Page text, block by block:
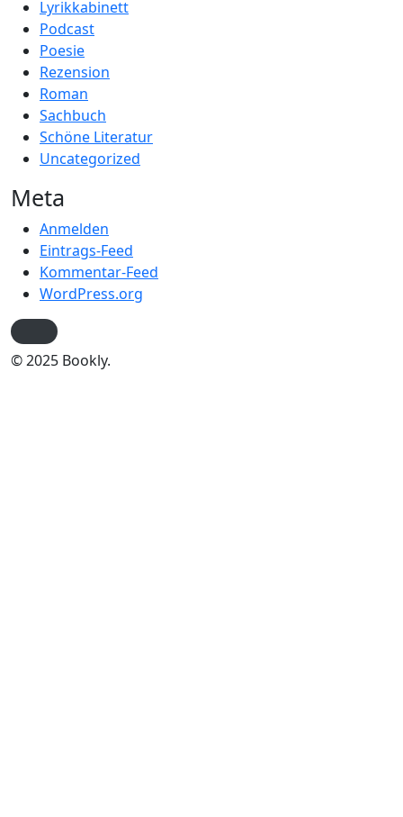
Lyrikkabinett
Podcast
Poesie
Rezension
Roman
Sachbuch
Schöne Literatur
Uncategorized
Meta
Anmelden
Eintrags-Feed
Kommentar-Feed
WordPress.org
© 2025 Bookly.